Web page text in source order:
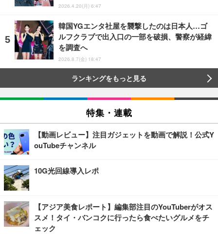
2026.4.20(月) 6:47
韓国YGエンタ社屋を襲撃したのは日本人…ゴ
ルフクラブで出入口の一部を破損、警察が経緯
を調査へ
2026.8.7(金) 18:47
ランキングをもっと見る
特集・連載
【動画レビュー】注目ガジェットを動画で解説！公式Y
ouTubeチャンネル
10G光回線導入レポ
【アジア美食レポート】編集部注目のYouTuberがオス
スメ！タイ・バンコクに行ったら食べたいグルメをチ
ェック